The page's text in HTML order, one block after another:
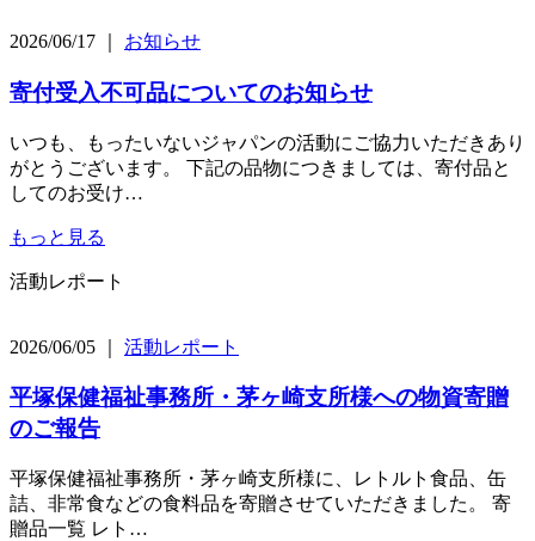
2026/06/17 ｜ お知らせ
寄付受入不可品についてのお知らせ
いつも、もったいないジャパンの活動にご協力いただきあり
がとうございます。 下記の品物につきましては、寄付品と
してのお受け…
もっと見る
活動レポート
2026/06/05 ｜ 活動レポート
平塚保健福祉事務所・茅ヶ崎支所様への物資寄贈
のご報告
平塚保健福祉事務所・茅ヶ崎支所様に、レトルト食品、缶
詰、非常食などの食料品を寄贈させていただきました。 寄
贈品一覧 レト…